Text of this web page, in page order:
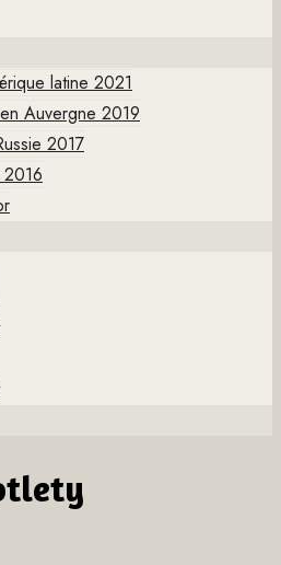
latine 2021
Auvergne 2019
2017
2016